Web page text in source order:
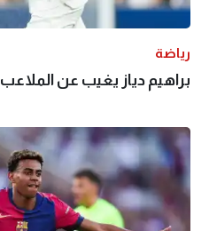
رياضة
براهيم دياز يغيب عن الملاعب 3 أشهر بسبب الإصابة